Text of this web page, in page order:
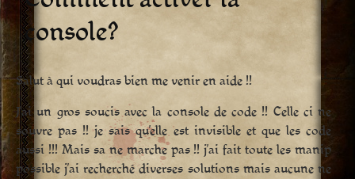
console?
Salut à qui voudras bien me venir en aide !!
J’ai un gros soucis avec la console de code !! Celle ci ne
souvre pas !! je sais qu’elle est invisible et que les code
aussi !!! Mais sa ne marche pas !! j’ai fait toute les manip
possible j’ai recherché diverses solutions mais aucune ne